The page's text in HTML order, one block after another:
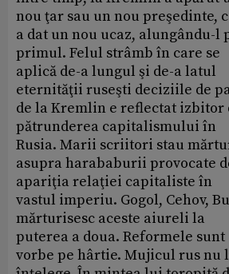
nou ţar sau un nou preşedinte,
a dat un nou ucaz, alungându-l
primul. Felul strâmb în care se
aplică de-a lungul şi de-a latul
eternităţii ruseşti deciziile de
de la Kremlin e reflectat izbitor
pătrunderea capitalismului în
Rusia. Marii scriitori stau
asupra harababurii provocate
apariţia relaţiei capitaliste în
vastul imperiu. Gogol, Cehov,
mărturisesc aceste aiureli la
puterea a doua. Reformele sunt
vorbe pe hârtie. Mujicul rus nu